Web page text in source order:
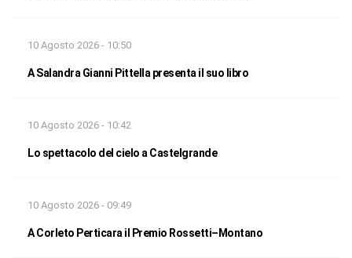
10 Agosto 2026 - 10:50
A Salandra Gianni Pittella presenta il suo libro
10 Agosto 2026 - 10:42
Lo spettacolo del cielo a Castelgrande
10 Agosto 2026 - 09:49
A Corleto Perticara il Premio Rossetti–Montano